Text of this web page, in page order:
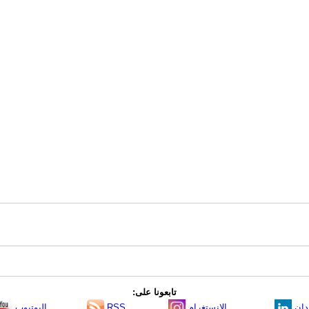
تابعونا على: